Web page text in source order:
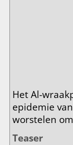
Het Al-
epidemie
worstelen
Teaser